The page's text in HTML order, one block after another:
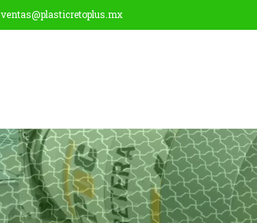
ventas@plasticretoplus.mx